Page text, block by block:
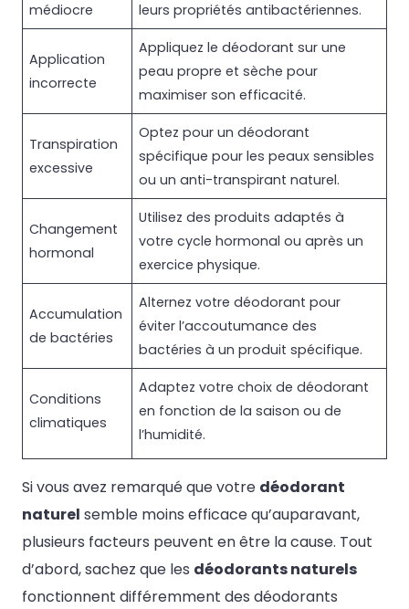
médiocre
leurs propriétés antibactériennes.
Application
incorrecte
Appliquez le déodorant sur une
peau propre et sèche pour
maximiser son efficacité.
Transpiration
excessive
Optez pour un déodorant
spécifique pour les peaux sensibles
ou un anti-transpirant naturel.
Changement
hormonal
Utilisez des produits adaptés à
votre cycle hormonal ou après un
exercice physique.
Accumulation
de bactéries
Alternez votre déodorant pour
éviter l’accoutumance des
bactéries à un produit spécifique.
Conditions
climatiques
Adaptez votre choix de déodorant
en fonction de la saison ou de
l’humidité.
Si vous avez remarqué que votre déodorant
naturel semble moins efficace qu’auparavant,
plusieurs facteurs peuvent en être la cause. Tout
d’abord, sachez que les déodorants naturels
fonctionnent différemment des déodorants